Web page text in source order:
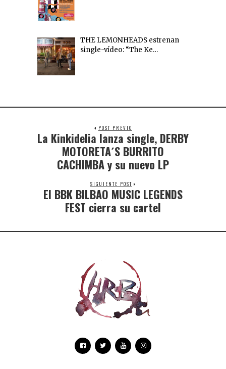
THE LEMONHEADS estrenan
single-vídeo: “The Ke…
POST PREVIO
La Kinkidelia lanza single, DERBY
MOTORETA´S BURRITO
CACHIMBA y su nuevo LP
SIGUIENTE POST
El BBK BILBAO MUSIC LEGENDS
FEST cierra su cartel